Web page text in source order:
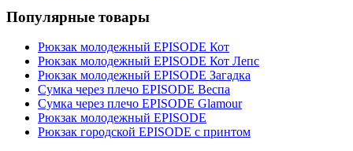
Популярные товары
Рюкзак молодежный EPISODE Кот
Рюкзак молодежный EPISODE Кот Лепс
Рюкзак молодежный EPISODE Загадка
Сумка через плечо EPISODE Веспа
Сумка через плечо EPISODE Glamour
Рюкзак молодежный EPISODE
Рюкзак городской EPISODE с принтом